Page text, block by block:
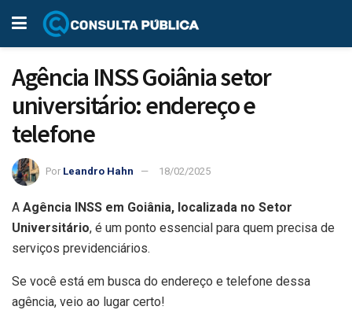
Agência INSS Goiânia setor
universitário: endereço e
telefone
Por Leandro Hahn 18/02/2025
A Agência INSS em Goiânia, localizada no Setor
Universitário, é um ponto essencial para quem precisa de
serviços previdenciários.
Se você está em busca do endereço e telefone dessa
agência, veio ao lugar certo!